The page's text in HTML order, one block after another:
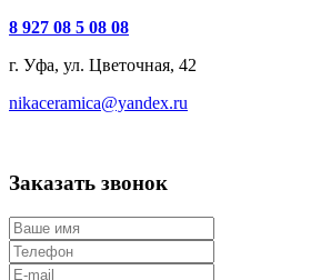
8 927 08 5 08 08
г. Уфа, ул. Цветочная, 42
nikaceramica@yandex.ru
Заказать звонок